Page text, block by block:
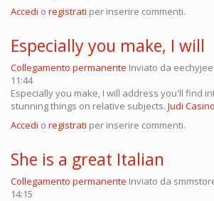
Accedi o registrati per inserire commenti.
Especially you make, I will
Collegamento permanente Inviato da eechyjee
11:44
Especially you make, I will address you'll find
stunning things on relative subjects. Judi
Accedi o registrati per inserire commenti.
She is a great Italian
Collegamento permanente Inviato da
14:15